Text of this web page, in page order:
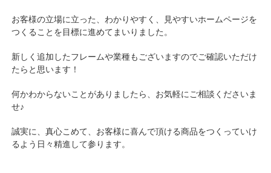
お客様の立場に立った、わかりやすく、見やすいホームページを
つくることを目標に進めてまいりました。
新しく追加したフレームや業種もございますのでご確認いただけ
たらと思います！
何かわからないことがありましたら、お気軽にご相談くださいま
せ♪
誠実に、真心こめて、お客様に喜んで頂ける商品をつくっていけ
るよう日々精進して参ります。